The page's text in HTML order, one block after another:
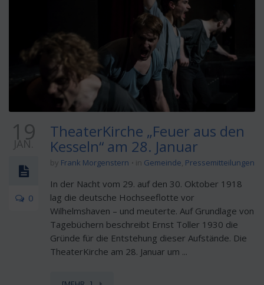
19
JAN.
0
TheaterKirche „Feuer aus den
Kesseln“ am 28. Januar
by Frank Morgenstern in Gemeinde, Pressemitteilungen
In der Nacht vom 29. auf den 30. Oktober 1918
lag die deutsche Hochseeflotte vor
Wilhelmshaven – und meuterte. Auf Grundlage von
Tagebüchern beschreibt Ernst Toller 1930 die
Gründe für die Entstehung dieser Aufstände. Die
TheaterKirche am 28. Januar um ...